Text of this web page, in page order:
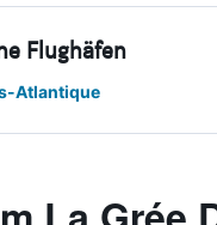
Flughäfen
Atlantique